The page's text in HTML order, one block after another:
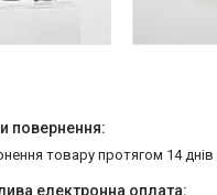
товару протягом 14 днів